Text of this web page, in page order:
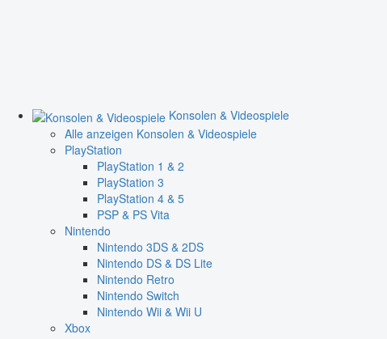
Konsolen & Videospiele
Alle anzeigen Konsolen & Videospiele
PlayStation
PlayStation 1 & 2
PlayStation 3
PlayStation 4 & 5
PSP & PS Vita
Nintendo
Nintendo 3DS & 2DS
Nintendo DS & DS Lite
Nintendo Retro
Nintendo Switch
Nintendo Wii & Wii U
Xbox